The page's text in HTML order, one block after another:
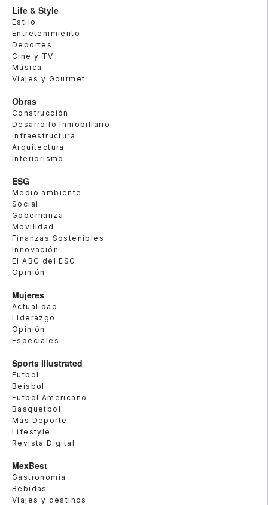
Life & Style
Estilo
Entretenimiento
Deportes
Cine y TV
Música
Viajes y Gourmet
Obras
Construcción
Desarrollo Inmobiliario
Infraestructura
Arquitectura
Interiorismo
ESG
Medio ambiente
Social
Gobernanza
Movilidad
Finanzas Sostenibles
Innovación
El ABC del ESG
Opinión
Mujeres
Actualidad
Liderazgo
Opinión
Especiales
Sports Illustrated
Futbol
Beisbol
Futbol Americano
Basquetbol
Más Deporte
Lifestyle
Revista Digital
MexBest
Gastronomía
Bebidas
Viajes y destinos